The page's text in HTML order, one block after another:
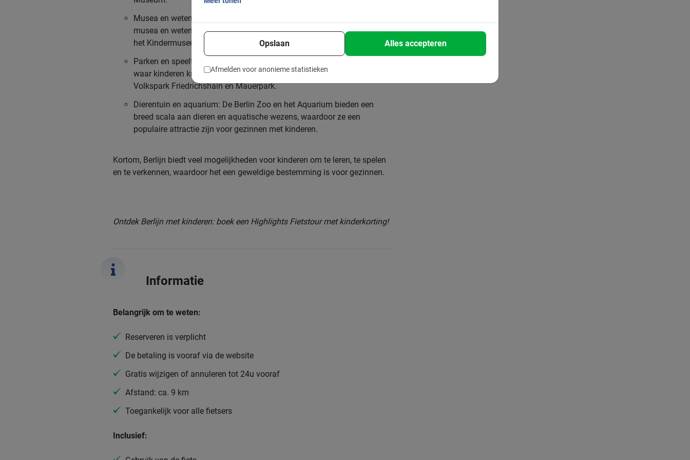
Opslaan Alles accepteren
Afmelden voor anonieme statistieken
Musea en wetenschapscentra:
musea en wetenschapscentra die geschikt zijn voor kinderen, zoals
het Kindermuseum en het Deutsches Technikmuseum.
Parken en speeltuinen:
waar kinderen kunnen spelen en ontspannen, zoals Tiergarten,
Volkspark Friedrichshain en Mauerpark.
Dierentuin en aquarium: De Berlin Zoo en het Aquarium bieden een
breed scala aan dieren en aquatische wezens, waardoor ze een
populaire attractie zijn voor gezinnen met kinderen.
Kortom, Berlijn biedt veel mogelijkheden voor kinderen om te leren, te spelen
en te verkennen, waardoor het een geweldige bestemming is voor gezinnen.
Ontdek Berlijn met kinderen: boek een Highlights Fietstour met kinderkorting!
Informatie
Belangrijk om te weten:
Reserveren is verplicht
De betaling is vooraf via de website
Gratis wijzigen of annuleren tot 24u vooraf
Afstand: ca. 9 km
Toegankelijk voor alle fietsers
Inclusief: